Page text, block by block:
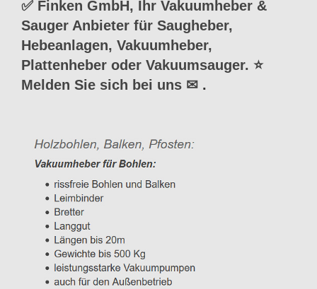
✅ Finken GmbH, Ihr Vakuumheber &
Sauger Anbieter für Saugheber,
Hebeanlagen, Vakuumheber,
Plattenheber oder Vakuumsauger. ⭐
Melden Sie sich bei uns ✉ .